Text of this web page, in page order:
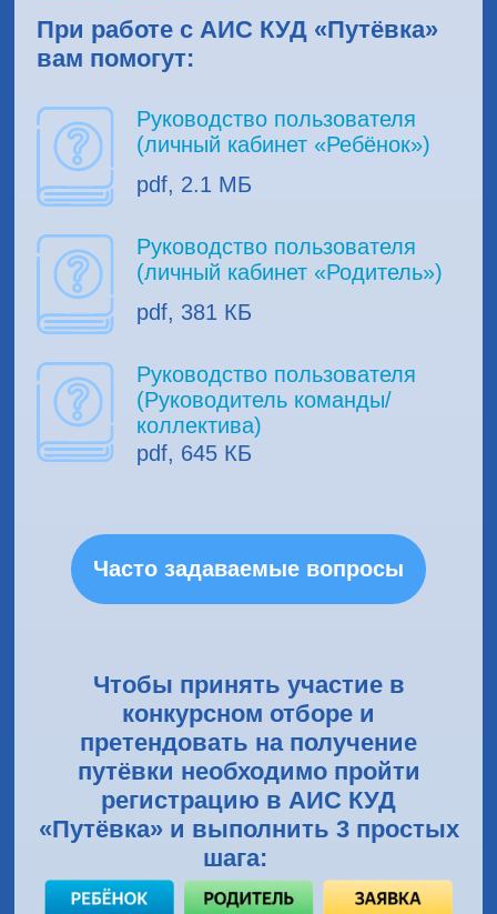
При работе с АИС КУД «Путёвка»
вам помогут:
Руководство пользователя
(личный кабинет «Ребёнок»)
pdf, 2.1 МБ
Руководство пользователя
(личный кабинет «Родитель»)
pdf, 381 КБ
Руководство пользователя
(Руководитель команды/
коллектива)
pdf, 645 КБ
Часто задаваемые вопросы
Чтобы принять участие в
конкурсном отборе и
претендовать на получение
путёвки необходимо пройти
регистрацию в АИС КУД
«Путёвка» и выполнить 3 простых
шага: